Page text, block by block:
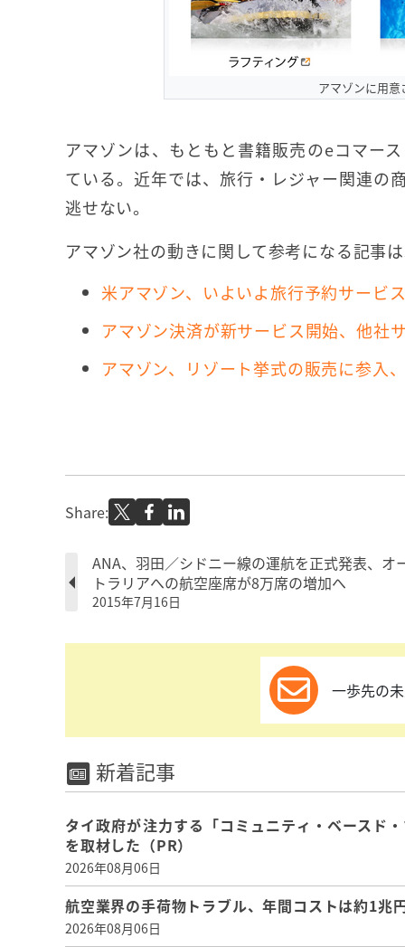
アマゾンに用
アマゾンは、もともと書籍販売のeコマー
ている。近年では、旅行・レジャー関連の
逃せない。
アマゾン社の動きに関して参考になる記事
米アマゾン、いよいよ旅行予約サービ
アマゾン決済が新サービス開始、他社
アマゾン、リゾート挙式の販売に参入
Share:
ANA、羽田／シドニー線の運航を正式発表、オ
トラリアへの航空座席が8万席の増加へ
2015年7月16日
一歩先の
新着記事
タイ政府が注力する「コミュニティ・ベース
を取材した（PR）
2026年08月06日
航空業界の手荷物トラブル、年間コストは約1
2026年08月06日